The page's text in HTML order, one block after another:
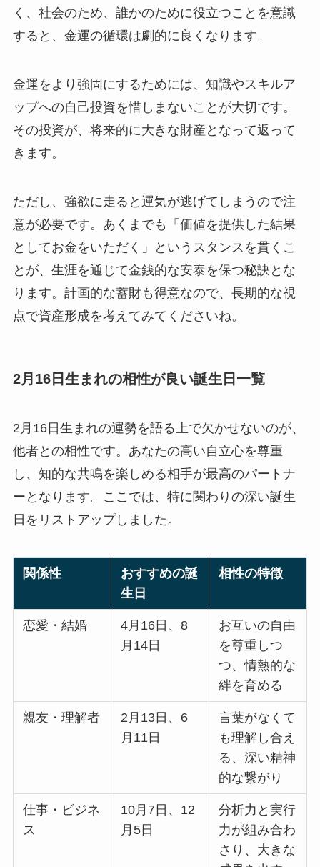
く、社会のため、誰かのために役立つことを意識
すると、金運の循環は劇的に良くなります。
金運をより強固にするためには、知識やスキルア
ップへの自己投資を惜しまないことが大切です。
その投資が、将来的に大きな財産となって返って
きます。
ただし、強欲に走ると運気が逃げてしまうので注
意が必要です。あくまでも「価値を提供した結果
としてお金をいただく」というスタンスを貫くこ
とが、生涯を通じて金銭的な安泰を保つ秘訣とな
ります。計画的な蓄財も得意なので、長期的な視
点で資産形成を考えてみてくださいね。
2月16日生まれの相性が良い誕生日一覧
2月16日生まれの運勢を語る上で欠かせないのが、
他者との相性です。あなたの高い自立心を尊重
し、知的な共鳴を楽しめる相手が最高のパートナ
ーとなります。ここでは、特に関わりの深い誕生
日をリストアップしました。
関係性
おすすめの誕
生日
相性の特徴
恋愛・結婚
4月16日、8
月14日
お互いの自由
を尊重しつ
つ、情熱的な
絆を育める
親友・理解者
2月13日、6
月11日
言葉がなくて
も理解し合え
る、深い精神
的な繋がり
仕事・ビジネ
ス
10月7日、12
月5日
分析力と実行
力が組み合わ
さり、大きな